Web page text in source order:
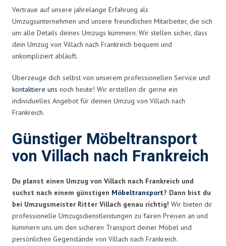
Vertraue auf unsere jahrelange Erfahrung als
Umzugsunternehmen und unsere freundlichen Mitarbeiter, die sich
um alle Details deines Umzugs kümmern. Wir stellen sicher, dass
dein Umzug von Villach nach Frankreich bequem und
unkompliziert abläuft.
Überzeuge dich selbst von unserem professionellen Service und
kontaktiere uns noch heute! Wir erstellen dir gerne ein
individuelles Angebot für deinen Umzug von Villach nach
Frankreich.
Günstiger Möbeltransport
von Villach nach Frankreich
Du planst einen Umzug von Villach nach Frankreich und
suchst nach einem günstigen Möbeltransport? Dann bist du
bei Umzugsmeister Ritter Villach genau richtig! Wir bieten dir
professionelle Umzugsdienstleistungen zu fairen Preisen an und
kümmern uns um den sicheren Transport deiner Möbel und
persönlichen Gegenstände von Villach nach Frankreich.